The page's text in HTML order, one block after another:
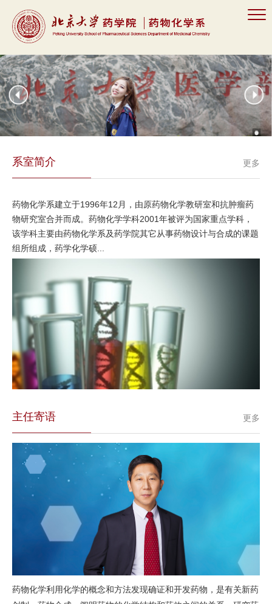
更多
系室简介
药物化学系建立于1996年12月，由原药物化学教研室和抗肿瘤药
物研究室合并而成。药物化学学科2001年被评为国家重点学科，
该学科主要由药物化学系及药学院其它从事药物设计与合成的课题
组所组成，药学化学硕...
更多
主任寄语
药物化学利用化学的概念和方法发现确证和开发药物，是有关新药